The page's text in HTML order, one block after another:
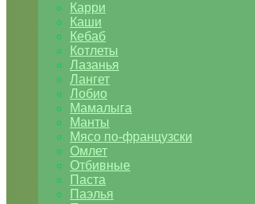
Карри
Каши
Кебаб
Котлеты
Лазанья
Лангет
Лобио
Мамалыга
Манты
Мясо по-французски
Омлет
Отбивные
Паста
Паэлья